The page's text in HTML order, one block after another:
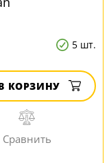
5 шт.
КОРЗИНУ